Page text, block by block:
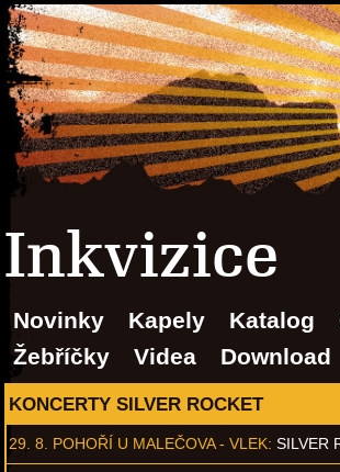
Inkvizice
Novinky Kapely Katalog
Žebříčky
Videa Download
KONCERTY SILVER ROCKET
29. 8. POHOŘÍ U MALEČOVA - VLEK: SILVER